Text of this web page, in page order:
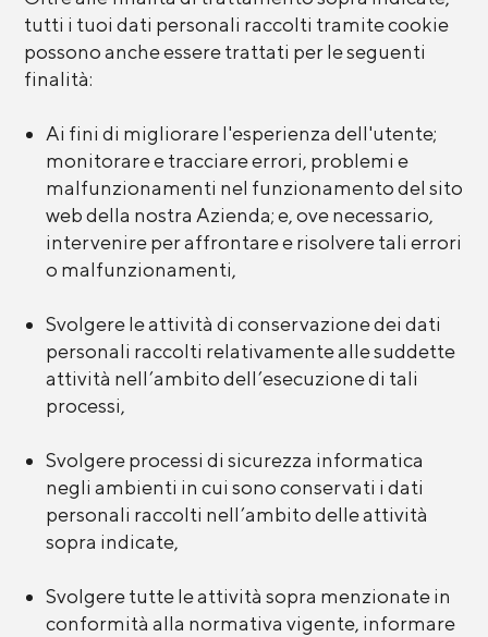
tutti i tuoi dati personali raccolti tramite cookie
possono anche essere trattati per le seguenti
finalità:
Ai fini di migliorare l'esperienza dell'utente;
monitorare e tracciare errori, problemi e
malfunzionamenti nel funzionamento del sito
web della nostra Azienda; e, ove necessario,
intervenire per affrontare e risolvere tali errori
o malfunzionamenti,
Svolgere le attività di conservazione dei dati
personali raccolti relativamente alle suddette
attività nell’ambito dell’esecuzione di tali
processi,
Svolgere processi di sicurezza informatica
negli ambienti in cui sono conservati i dati
personali raccolti nell’ambito delle attività
sopra indicate,
Svolgere tutte le attività sopra menzionate in
conformità alla normativa vigente, informare